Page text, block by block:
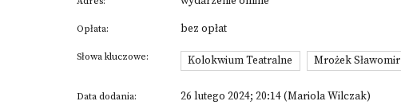
Opłata: bez opłat
Słowa kluczowe: Kolokwium Teatralne Mrożek Sławomir
Data dodania: 26 lutego 2024; 20:14 (Mariola Wilczak)